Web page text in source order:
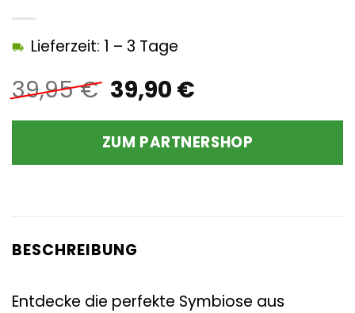
39,95€ Ursprünglicher
Preis
war:
39,95 €
39,90 €Aktueller
ist:
39,90 €.
Lieferzeit: 1 – 3 Tage
ZUM PARTNERSHOP
BESCHREIBUNG
Entdecke die perfekte Symbiose aus